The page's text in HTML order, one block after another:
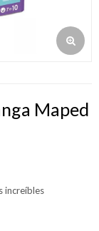
Maped
increíbles